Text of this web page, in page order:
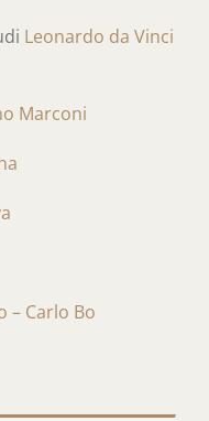
Leonardo da Vinci
Marconi
– Carlo Bo